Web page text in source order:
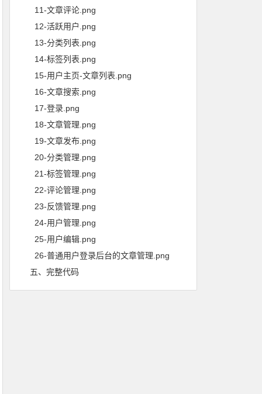
11-文章评论.png
12-活跃用户.png
13-分类列表.png
14-标签列表.png
15-用户主页-文章列表.png
16-文章搜索.png
17-登录.png
18-文章管理.png
19-文章发布.png
20-分类管理.png
21-标签管理.png
22-评论管理.png
23-反馈管理.png
24-用户管理.png
25-用户编辑.png
26-普通用户登录后台的文章管理.png
五、完整代码